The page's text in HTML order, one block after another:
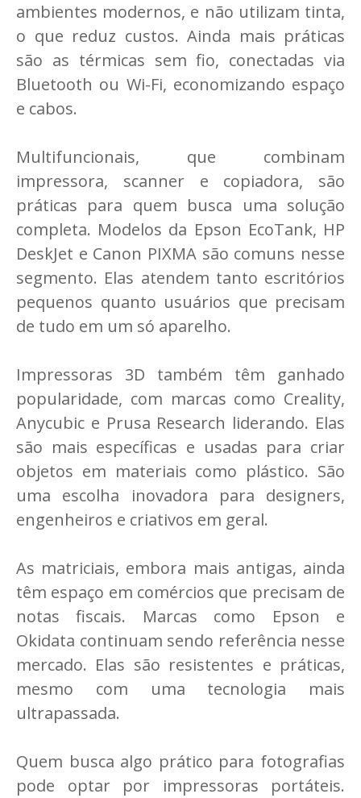
ambientes modernos, e não utilizam tinta,
o que reduz custos. Ainda mais práticas
são as térmicas sem fio, conectadas via
Bluetooth ou Wi-Fi, economizando espaço
e cabos.
Multifuncionais, que combinam
impressora, scanner e copiadora, são
práticas para quem busca uma solução
completa. Modelos da Epson EcoTank, HP
DeskJet e Canon PIXMA são comuns nesse
segmento. Elas atendem tanto escritórios
pequenos quanto usuários que precisam
de tudo em um só aparelho.
Impressoras 3D também têm ganhado
popularidade, com marcas como Creality,
Anycubic e Prusa Research liderando. Elas
são mais específicas e usadas para criar
objetos em materiais como plástico. São
uma escolha inovadora para designers,
engenheiros e criativos em geral.
As matriciais, embora mais antigas, ainda
têm espaço em comércios que precisam de
notas fiscais. Marcas como Epson e
Okidata continuam sendo referência nesse
mercado. Elas são resistentes e práticas,
mesmo com uma tecnologia mais
ultrapassada.
Quem busca algo prático para fotografias
pode optar por impressoras portáteis.